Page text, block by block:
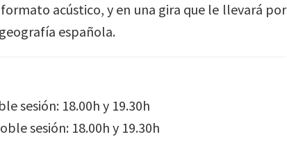
acústico, y en una gira que le llevará por
española.
sesión: 18.00h y 19.30h
sesión: 18.00h y 19.30h